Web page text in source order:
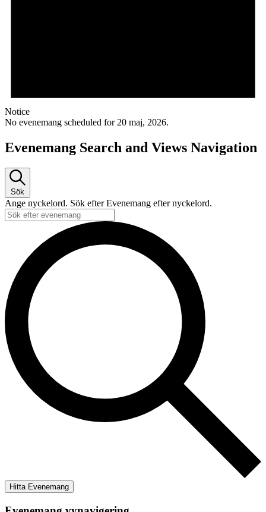
Notice
No evenemang scheduled for 20 maj, 2026.
Evenemang Search and Views Navigation
Sök
Ange nyckelord. Sök efter Evenemang efter nyckelord.
Hitta Evenemang